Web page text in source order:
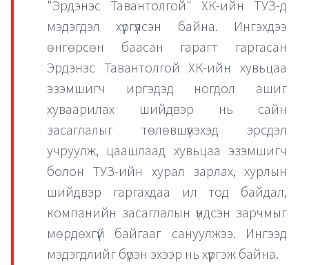
"Эрдэнэс Тавантолгой" ХК-ийн ТУЗ-д
мэдэгдэл хүргүүлсэн байна. Ингэхдээ
өнгөрсөн баасан гарагт гаргасан
Эрдэнэс Тавантолгой ХК-ийн хувьцаа
эзэмшигч иргэдэд ногдол ашиг
хуваарилах шийдвэр нь сайн
засаглалыг төлөвшүүлэхэд эрсдэл
учруулж, цаашлаад хувьцаа эзэмшигч
болон ТУЗ-ийн хурал зарлах, хурлын
шийдвэр гаргахдаа ил тод байдал,
компанийн засаглалын үндсэн зарчмыг
мөрдөхгүй байгааг сануулжээ. Ингээд
мэдэгдлийг бүрэн эхээр нь хүргэж байна.